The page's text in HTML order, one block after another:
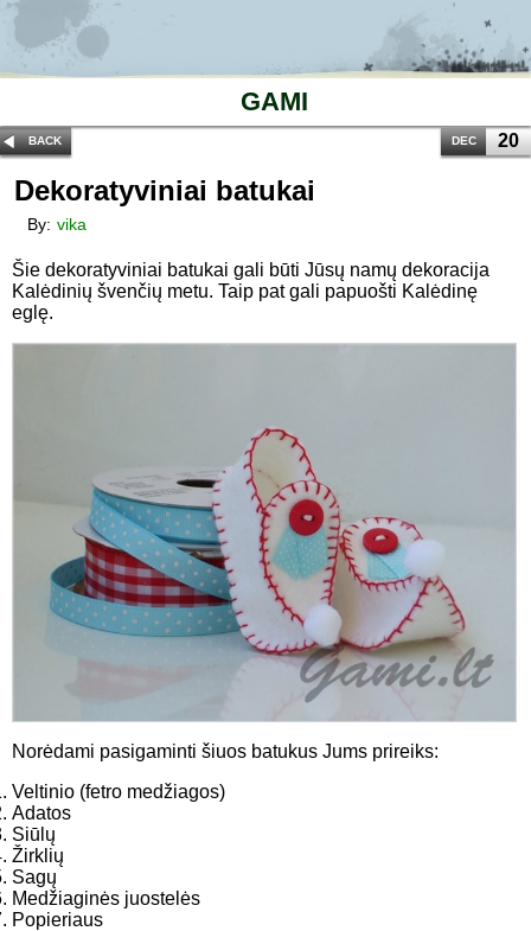
GAMI
BACK DEC 20
Dekoratyviniai batukai
By: vika
Šie dekoratyviniai batukai gali būti Jūsų namų dekoracija
Kalėdinių švenčių metu. Taip pat gali papuošti Kalėdinę
eglę.
Norėdami pasigaminti šiuos batukus Jums prireiks:
Veltinio (fetro medžiagos)
Adatos
Siūlų
Žirklių
Sagų
Medžiaginės juostelės
Popieriaus